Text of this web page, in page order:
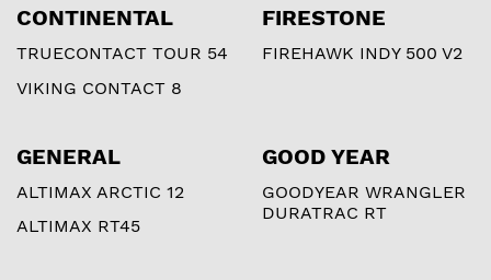
CONTINENTAL
TRUECONTACT TOUR 54
VIKING CONTACT 8
FIRESTONE
FIREHAWK INDY 500 V2
GENERAL
ALTIMAX ARCTIC 12
ALTIMAX RT45
GOOD YEAR
GOODYEAR WRANGLER
DURATRAC RT